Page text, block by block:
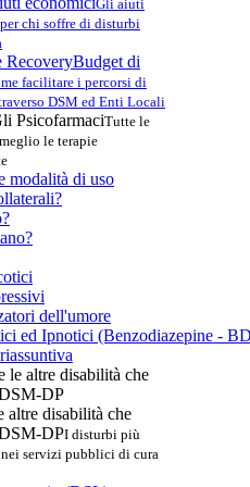
Gli aiuti
chi soffre di disturbi
Budget di
facilitare i percorsi di
DSM ed Enti Locali
PsicofarmaciTutte le
le terapie
modalità di uso
dell'umore
ed Ipnotici (Benzodiazepine -
altre disabilità che
DPI disturbi più
servizi pubblici di cura